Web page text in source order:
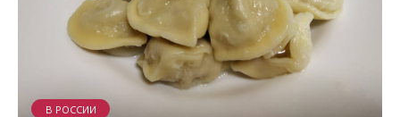
В РОССИИ